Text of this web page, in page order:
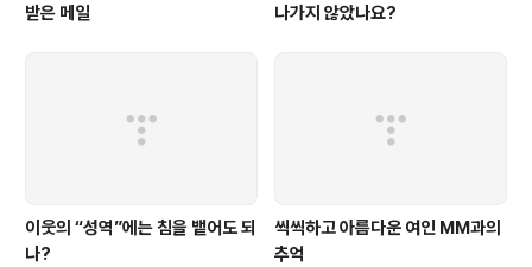
받은 메일
나가지 않았나요?
이웃의 “성역”에는 침을 뱉어도 되
나?
씩씩하고 아름다운 여인 MM과의
추억